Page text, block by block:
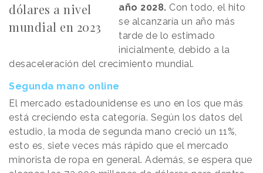
dólares a nivel
mundial en 2023
año 2028. Con todo, el hito
se alcanzaría un año más
tarde de lo estimado
inicialmente, debido a la
desaceleración del crecimiento mundial.
Segunda mano online
El mercado estadounidense es uno en los que más
está creciendo esta categoría. Según los datos del
estudio, la moda de segunda mano creció un 11%,
esto es, siete veces más rápido que el mercado
minorista de ropa en general. Además, se espera que